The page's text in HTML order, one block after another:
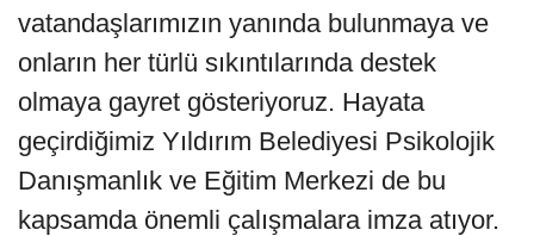
vatandaşlarımızın yanında bulunmaya ve
onların her türlü sıkıntılarında destek
olmaya gayret gösteriyoruz. Hayata
geçirdiğimiz Yıldırım Belediyesi Psikolojik
Danışmanlık ve Eğitim Merkezi de bu
kapsamda önemli çalışmalara imza atıyor.